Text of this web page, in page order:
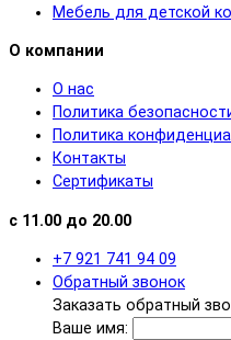
Мебель для детской
О компании
О нас
Политика
Политика
Контакты
Сертификаты
с 11.00 до 20.00
+7 921 741 94 09
Обратный звонок
Заказать обратный
Ваше имя: